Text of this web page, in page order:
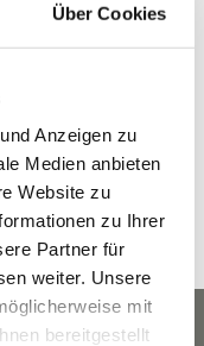
Über Cookies
Anzeigen zu
Medien anbieten
Website zu
zu Ihrer
Partner für
weiter. Unsere
mit
bereitgestellt